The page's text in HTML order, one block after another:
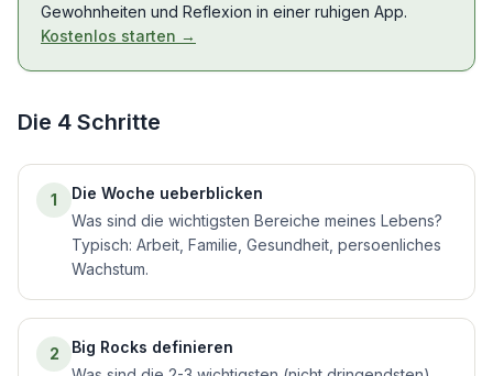
Gewohnheiten und Reflexion in einer ruhigen App.
Kostenlos starten →
Die 4 Schritte
1
Die Woche ueberblicken
Was sind die wichtigsten Bereiche meines Lebens?
Typisch: Arbeit, Familie, Gesundheit, persoenliches
Wachstum.
2
Big Rocks definieren